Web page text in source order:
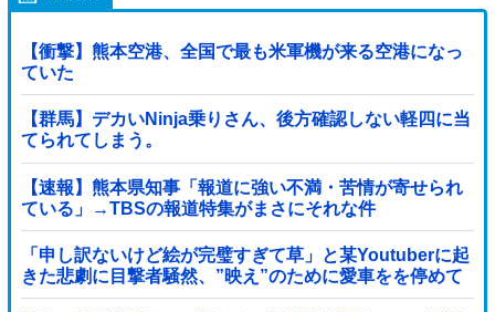
【衝撃】熊本空港、全国で最も米軍機が来る空港になっ
ていた
【群馬】デカいNinja乗りさん、後方確認しない軽四に当
てられてしまう。
【速報】熊本県知事「報道に強い不満・苦情が寄せられ
ている」→TBSの報道特集がまさにそれな件
「申し訳ないけど絵が完璧すぎて草」と某Youtuberに起
きた悲劇に目撃者騒然、”映え”のために愛車をを停めて
撮影していたら……